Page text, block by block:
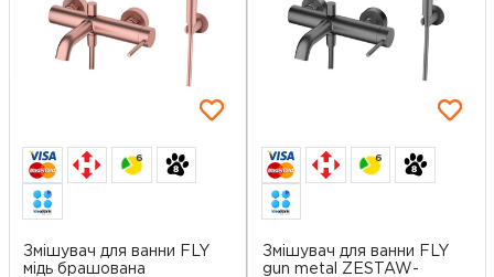
6
Змішувач для ванни FLY
мідь брашована
6
Змішувач для ванни FLY
gun metal ZESTAW-